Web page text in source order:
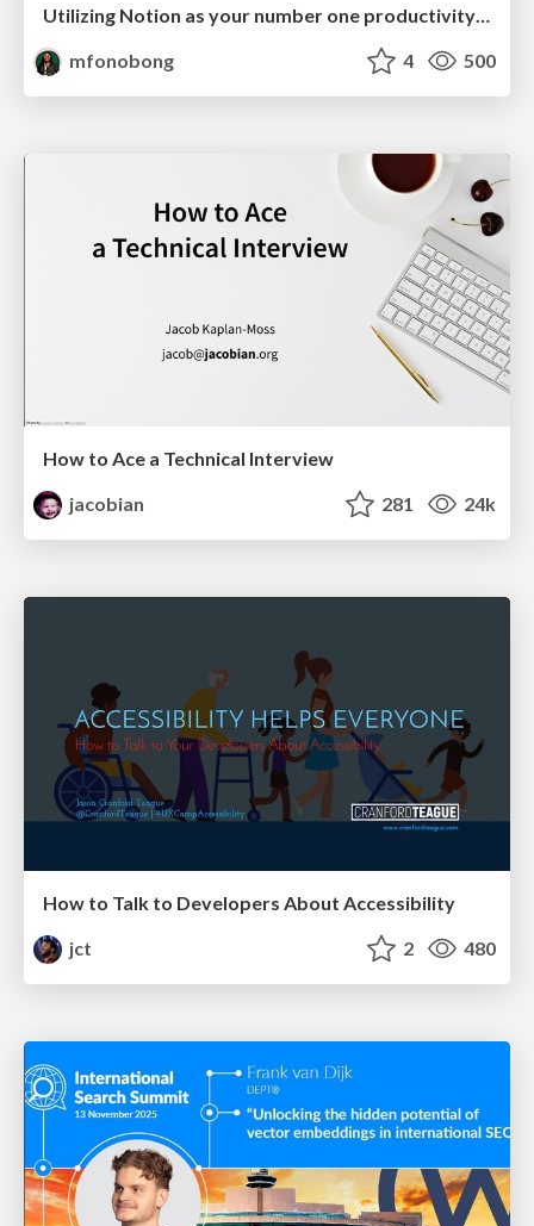
Utilizing Notion as your number one productivity tool
mfonobong
4 500
How to Ace a Technical Interview
jacobian
281 24k
How to Talk to Developers About Accessibility
jct
2 480